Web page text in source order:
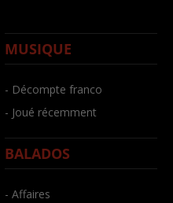
MUSIQUE
- Décompte franco
- Joué récemment
BALADOS
- Affaires